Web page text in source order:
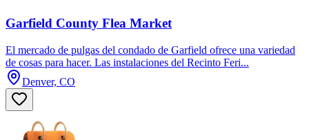
Garfield County Flea Market
El mercado de pulgas del condado de Garfield ofrece una variedad
de cosas para hacer. Las instalaciones del Recinto Feri...
Denver, CO